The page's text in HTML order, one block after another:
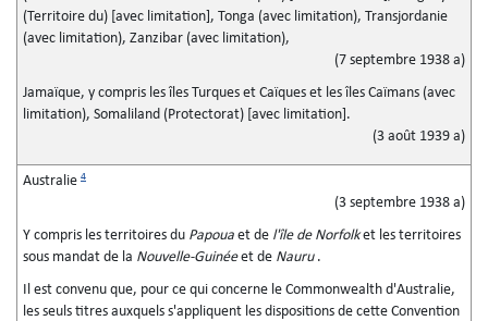
(Territoire du) [avec limitation], Tonga (avec limitation), Transjordanie
(avec limitation), Zanzibar (avec limitation),
(7 septembre 1938 a)
Jamaïque, y compris les îles Turques et Caïques et les îles Caïmans (avec
limitation), Somaliland (Protectorat) [avec limitation].
(3 août 1939 a)
Australie 4
(3 septembre 1938 a)
Y compris les territoires du Papoua et de l'île de Norfolket les territoires
sous mandat de la Nouvelle-Guinéeet de Nauru.
Il est convenu que, pour ce qui concerne le Commonwealth d'Australie,
les seuls titres auxquels s'appliquent les dispositions de cette Convention